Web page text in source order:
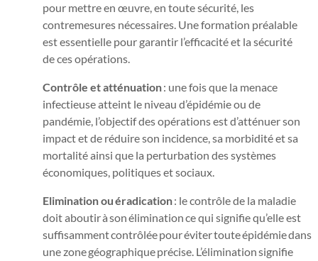
pour mettre en œuvre, en toute sécurité, les
contremesures nécessaires. Une formation préalable
est essentielle pour garantir l’efficacité et la sécurité
de ces opérations.
Contrôle et atténuation: une fois que la menace
infectieuse atteint le niveau d’épidémie ou de
pandémie, l’objectif des opérations est d’atténuer son
impact et de réduire son incidence, sa morbidité et sa
mortalité ainsi que la perturbation des systèmes
économiques, politiques et sociaux.
Elimination ou éradication: le contrôle de la maladie
doit aboutir à son élimination ce qui signifie qu’elle est
suffisamment contrôlée pour éviter toute épidémie dans
une zone géographique précise. L’élimination signifie